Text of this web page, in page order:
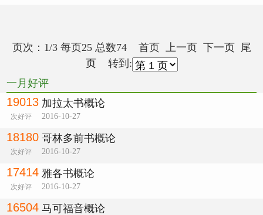
页次：1/3 每页25 总数74 首页 上一页 下一页 尾
页 转到:
一月好评
19013
次好评
加拉太书概论
2016-10-27
18180
次好评
哥林多前书概论
2016-10-27
17414
次好评
雅各书概论
2016-10-27
16504 马可福音概论